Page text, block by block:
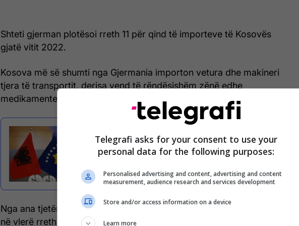
Shteti gjerman plotësoi rreth 11 për qind të importeve të Kosovës
gjatë vitit 2022.
Kosova më së shumti nga Gjermania importon vetura dhe makineri
tjera të transportit, derisa vend të rëndësishëm zënë edhe
medikamentet e ndryshme mjekësore dhe duhani.
Tregtia Kosovë-Shqipëri, top 15
produktet e eksportuara dhe ato të
importuara gjatë vitit 2022
Nga ana tjetër Kosova në Gjermani gjatë vitit 2022 eksportoi mallra
në vlerë rreth 82 milionë euro apo 9.5 për qind e vlerës së
Telegrafi asks for your consent to use your
personal data for the following purposes:
Personalised advertising and content, advertising and content
measurement, audience research and services development
Store and/or access information on a device
Learn more